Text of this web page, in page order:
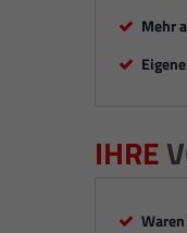
Mehr
IHRE